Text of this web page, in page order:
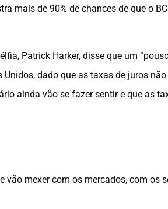
mais de 90% de chances de que o
Patrick Harker, disse que um
dado que as taxas de juros
ainda vão se fazer sentir e que as
vão mexer com os mercados, com os